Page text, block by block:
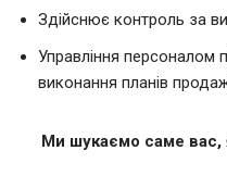
Здійснює контроль за
Управління персоналом
виконання планів
Ми шукаємо саме вас,